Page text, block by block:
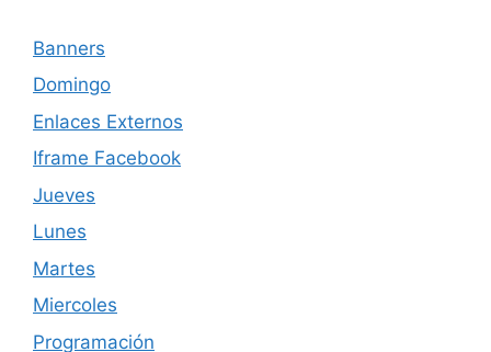
Banners
Domingo
Enlaces Externos
Iframe Facebook
Jueves
Lunes
Martes
Miercoles
Programación